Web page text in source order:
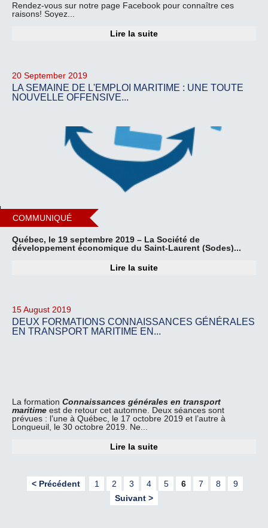
Rendez-vous sur notre page Facebook pour connaître ces
raisons! Soyez...
Lire la suite
20 September 2019
LA SEMAINE DE L'EMPLOI MARITIME : UNE TOUTE
NOUVELLE OFFENSIVE...
COMMUNIQUÉ
Québec, le 19 septembre 2019 – La Société de
développement économique du Saint-Laurent (Sodes)...
Lire la suite
15 August 2019
DEUX FORMATIONS CONNAISSANCES GÉNÉRALES
EN TRANSPORT MARITIME EN...
La formation Connaissances générales en transport
maritime est de retour cet automne. Deux séances sont
prévues : l’une à Québec, le 17 octobre 2019 et l’autre à
Longueuil, le 30 octobre 2019. Ne...
Lire la suite
< Précédent 1 2 3 4 5 6 7 8
9
Suivant >